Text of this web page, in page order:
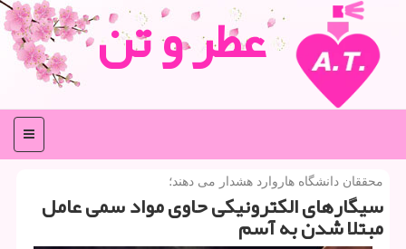
عطر و تن
منو
محققان دانشگاه هاروارد هشدار می دهند؛
سیگارهای الكترونیكی حاوی مواد سمی عامل
مبتلا شدن به آسم